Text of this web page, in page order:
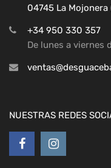
04745 La Mojonera
+34 950 330 357
De lunes a viernes
NUESTRAS REDES